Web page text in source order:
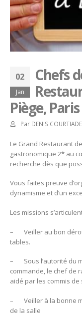
02
Jan
Chefs
Piège,
Par DENIS COURTIADE
Le Grand Restaurant
gastronomique 2* au
recherche dès que
Vous faites preuve
dynamisme et d’un
Les missions
– Veiller au bon
tables.
– Sous l’autorité du
commande, le chef de
aidé par les commis de
– Veiller à la bonne
de la salle